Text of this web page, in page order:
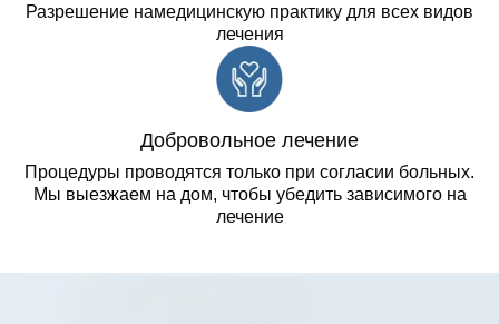
Разрешение намедицинскую практику для всех видов
лечения
Добровольное лечение
Процедуры проводятся только при согласии больных.
Мы выезжаем на дом, чтобы убедить зависимого на
лечение